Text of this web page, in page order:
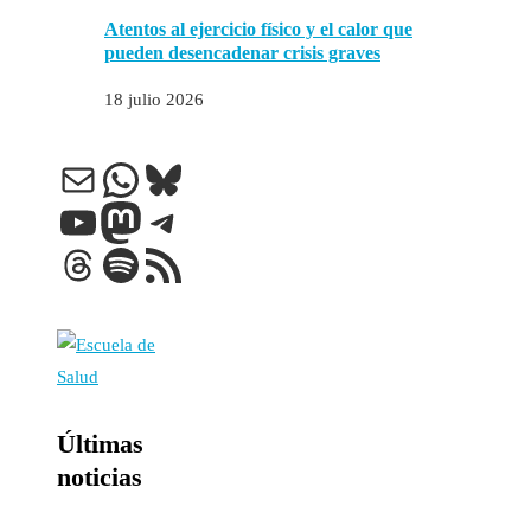
Atentos al ejercicio físico y el calor que
pueden desencadenar crisis graves
18 julio 2026
Correo electrónico
WhatsApp
Bluesky
YouTube
Mastodon
Telegram
Threads
Spotify
Feed RSS
Últimas
noticias